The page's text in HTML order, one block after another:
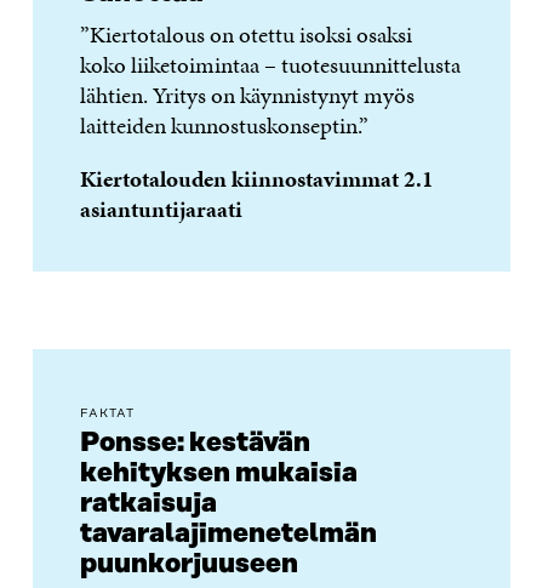
”Kiertotalous on otettu isoksi osaksi
koko liiketoimintaa – tuotesuunnittelusta
lähtien. Yritys on käynnistynyt myös
laitteiden kunnostuskonseptin.”
Kiertotalouden kiinnostavimmat 2.1
asiantuntijaraati
FAKTAT
Ponsse: kestävän
kehityksen mukaisia
ratkaisuja
tavaralajimenetelmän
puunkorjuuseen